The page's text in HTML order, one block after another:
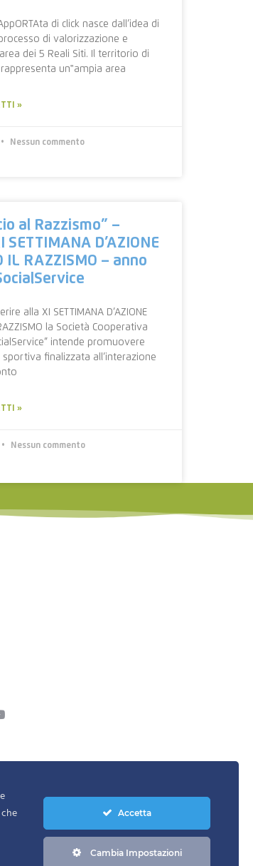
di click nasce dall’idea di
di valorizzazione e
dei 5 Reali Siti. Il territorio di
un‟ampia area
»
Nessun commento
al Razzismo” –
SETTIMANA D’AZIONE
IL RAZZISMO – anno
alla XI SETTIMANA D’AZIONE
la Società Cooperativa
intende promuovere
sportiva finalizzata all’interazione
»
Nessun commento
Accetta
Cambia Impostazioni